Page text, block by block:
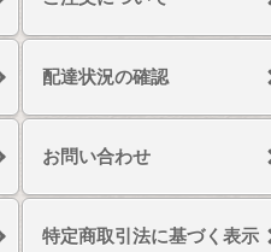
配達状況の確認
お問い合わせ
特定商取引法に基づく表示